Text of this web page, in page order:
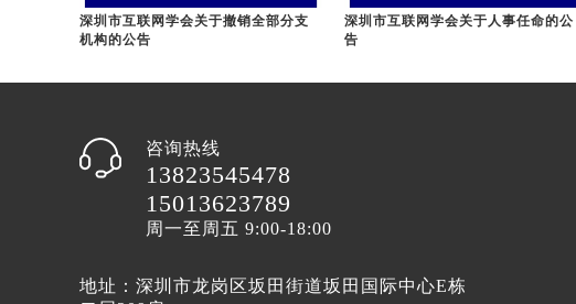
深圳市互联网学会关于撤销全部分支
机构的公告
深圳市互联网学会关于人事任命的公
告
咨询热线
13823545478
15013623789
周一至周五 9:00-18:00
地址：深圳市龙岗区坂田街道坂田国际中心E栋